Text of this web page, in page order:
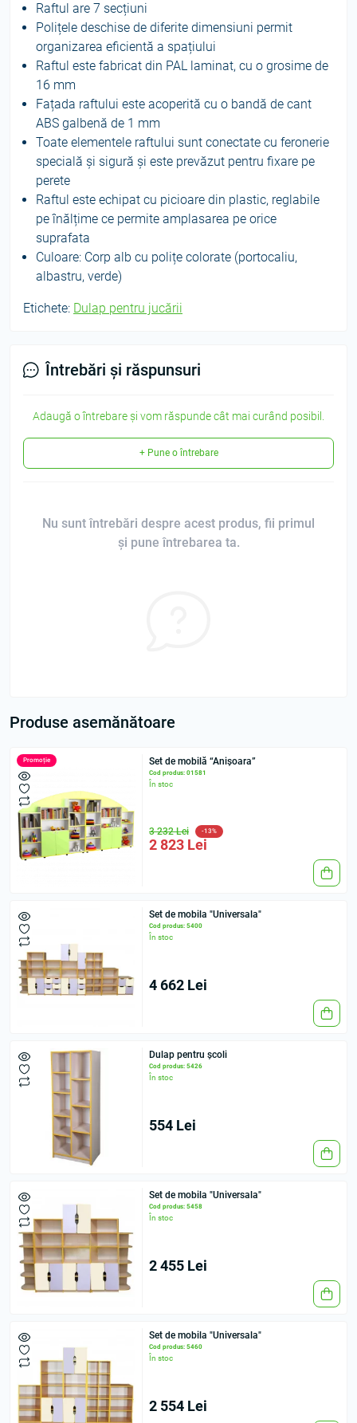
Raftul are 7 secțiuni
Polițele deschise de diferite dimensiuni permit
organizarea eficientă a spațiului
Raftul este fabricat din PAL laminat, cu o grosime de
16 mm
Fațada raftului este acoperită cu o bandă de cant
ABS galbenă de 1 mm
Toate elementele raftului sunt conectate cu feronerie
specială și sigură și este prevăzut pentru fixare pe
perete
Raftul este echipat cu picioare din plastic, reglabile
pe înălțime ce permite amplasarea pe orice
suprafata
Culoare: Corp alb cu polițe colorate (portocaliu,
albastru, verde)
Etichete: Dulap pentru jucării
Întrebări și răspunsuri
Adaugă o întrebare și vom răspunde cât mai curând posibil.
+ Pune o întrebare
Nu sunt întrebări despre acest produs, fii primul
și pune întrebarea ta.
Produse asemănătoare
Promoție Set de mobilă “Anișoara”
Cod produs: 01581
În stoc
3 232 Lei -13%
2 823 Lei
Set de mobila "Universala"
Cod produs: 5400
În stoc
4 662 Lei
Dulap pentru școli
Cod produs: 5426
În stoc
554 Lei
Set de mobila "Universala"
Cod produs: 5458
În stoc
2 455 Lei
Set de mobila "Universala"
Cod produs: 5460
În stoc
2 554 Lei